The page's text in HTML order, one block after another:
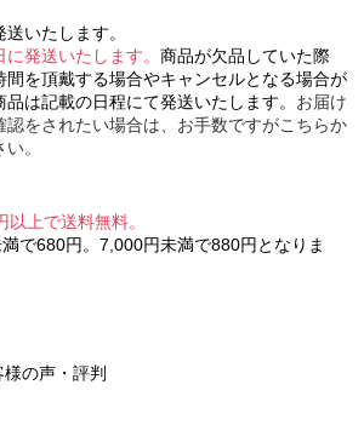
いたします。
発送いたします。 商品が欠品していた際
間を頂戴する場合やキャンセルとなる場合が
は記載の日程にて発送いたします。 お届け
認をされたい場合は、お手数ですがこちらか
。
上で送料無料。
で680円。7,000円未満で880円となりま